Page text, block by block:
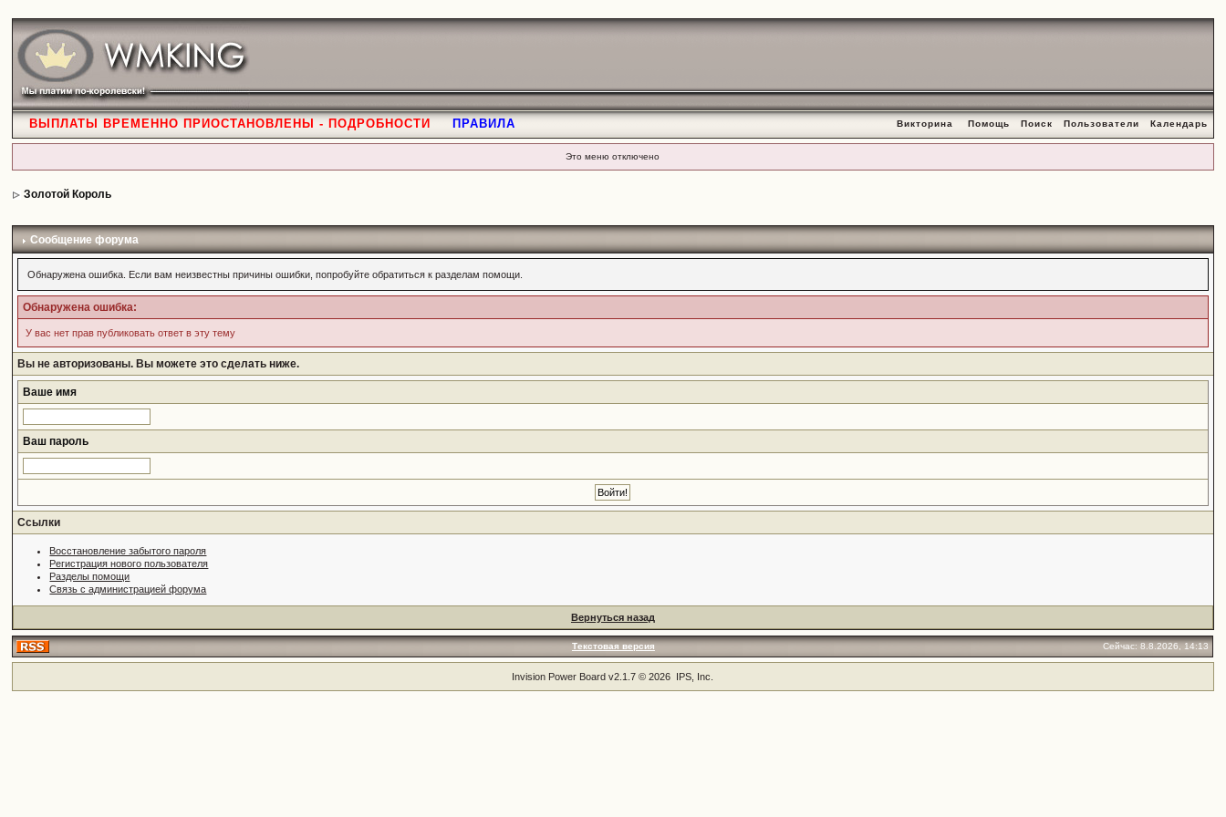
ВЫПЛАТЫ ВРЕМЕННО ПРИОСТАНОВЛЕНЫ - ПОДРОБНОСТИ ПРАВИЛА Викторина Помощь Поиск Пользователи Календарь
Это меню отключено
Золотой Король
Сообщение форума
Обнаружена ошибка. Если вам неизвестны причины ошибки, попробуйте обратиться к разделам помощи.
Обнаружена ошибка:
У вас нет прав публиковать ответ в эту тему
Вы не авторизованы. Вы можете это сделать ниже.
Ваше имя
Ваш пароль
Ссылки
Восстановление забытого пароля
Регистрация нового пользователя
Разделы помощи
Связь с администрацией форума
Вернуться назад
Текстовая версия Сейчас: 8.8.2026, 14:13
Invision Power Board v2.1.7 © 2026 IPS, Inc.